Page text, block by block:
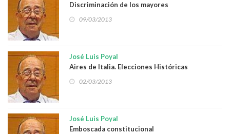
Discriminación de los mayores
09/03/2013
José Luis Poyal
Aires de Italia. Elecciones Históricas
02/03/2013
José Luis Poyal
Emboscada constitucional